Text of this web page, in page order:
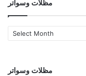
مظلات وسواتر
مظلات
وسواتر
مظلات وسواتر